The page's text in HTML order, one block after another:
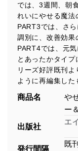
では、3週間、朝
れいにやせる魔法
PART3では、さ
調別に、改善効果
PART4では、元
とあったかタイ
リーズ好評既刊
ように再編集した
商品名
や
ー
出版社
エ
発行間隔
既刊